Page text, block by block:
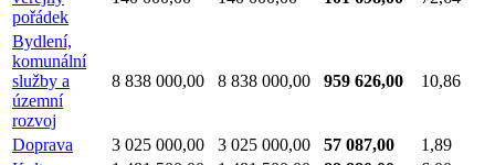
pořádek
Bydlení,
komunální
služby a
územní
rozvoj
8 838 000,00 8 838 000,00 959 626,00 10,86
Doprava 3 025 000,00 3 025 000,00 57 087,00
1,89